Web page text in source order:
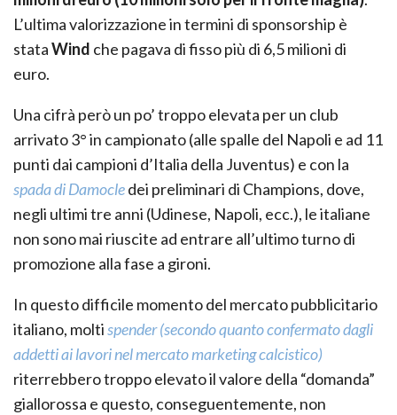
L’ultima valorizzazione in termini di sponsorship è
stataWind che pagava di fisso più di 6,5 milioni di
euro.
Una cifrà però un po’ troppo elevata per un club
arrivato 3° in campionato (alle spalle del Napoli e ad 11
punti dai campioni d’Italia della Juventus) e con la
spada di Damocledei preliminari di Champions, dove,
negli ultimi tre anni (Udinese, Napoli, ecc.), le italiane
non sono mai riuscite ad entrare all’ultimo turno di
promozione alla fase a gironi.
In questo difficile momento del mercato pubblicitario
italiano, moltispender (secondo quanto confermato dagli
addetti ai lavori nel mercato marketing calcistico)
riterrebbero troppo elevato il valore della “domanda”
giallorossa e questo, conseguentemente, non